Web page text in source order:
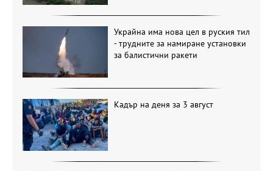
Украйна има нова цел в руския тил
- трудните за намиране установки
за балистични ракети
Кадър на деня за 3 август